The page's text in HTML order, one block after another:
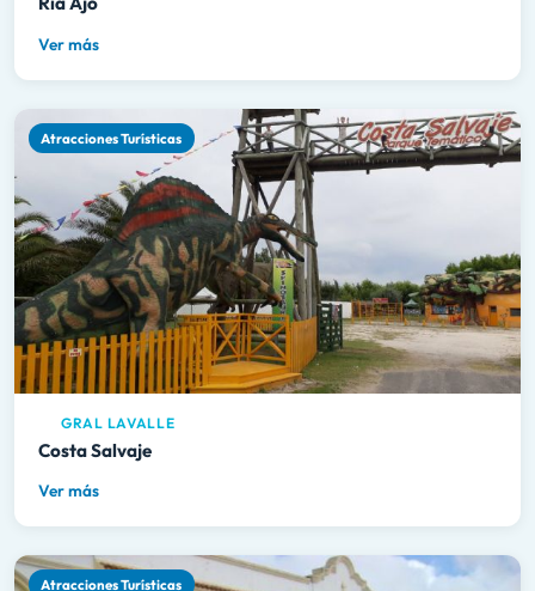
Ver más
Atracciones Turísticas
GRAL LAVALLE
Costa Salvaje
Ver más
Atracciones Turísticas